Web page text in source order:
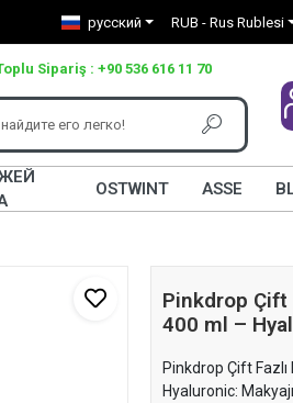
русский RUB - Rus Rublesi
Sipariş : +90 536 616 11 70
OSTWINT ASSE
Pinkdrop Çift
400 ml –
Pinkdrop Çift
Hyaluronic: